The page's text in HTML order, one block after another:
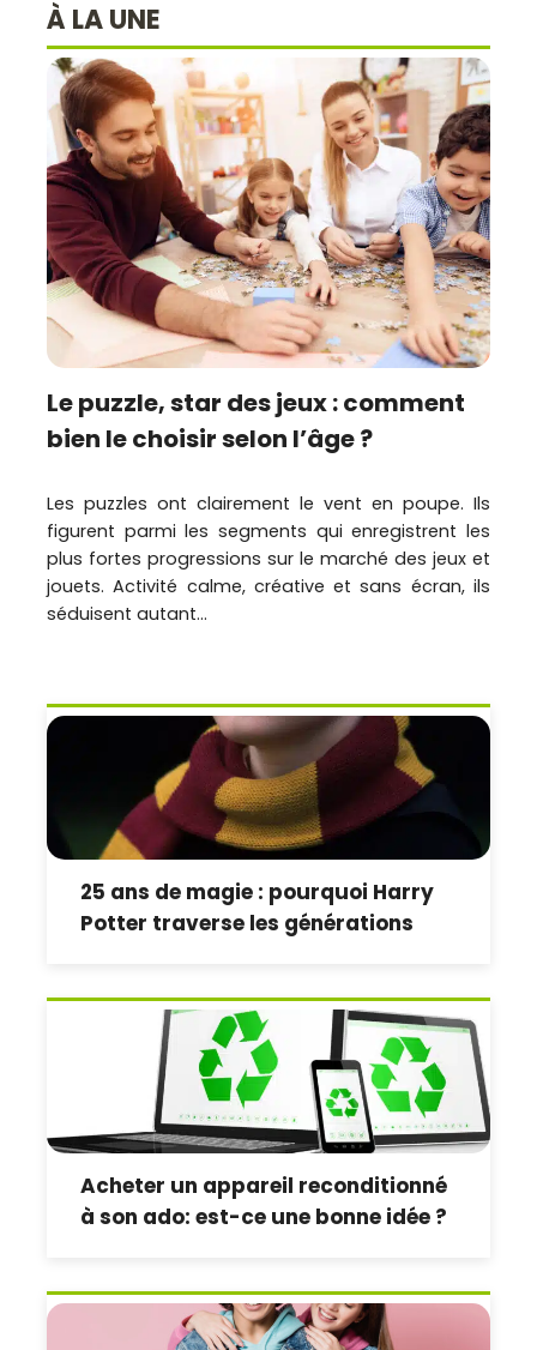
À LA UNE
Le puzzle, star des jeux : comment
bien le choisir selon l’âge ?
Les puzzles ont clairement le vent en poupe. Ils
figurent parmi les segments qui enregistrent les
plus fortes progressions sur le marché des jeux et
jouets. Activité calme, créative et sans écran, ils
séduisent autant...
25 ans de magie : pourquoi Harry
Potter traverse les générations
Acheter un appareil reconditionné
à son ado: est-ce une bonne idée ?